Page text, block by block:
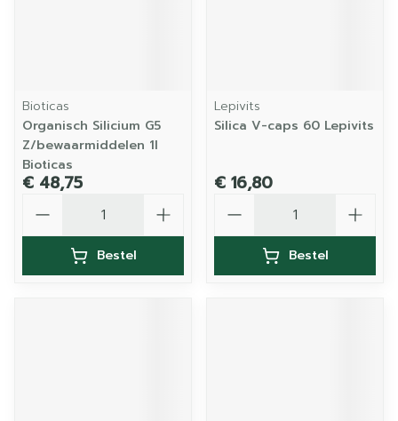
Bioticas
Organisch Silicium G5
Z/bewaarmiddelen 1l
Bioticas
€ 48,75
Bestel
Lepivits
Silica V-caps 60 Lepivits
€ 16,80
Bestel